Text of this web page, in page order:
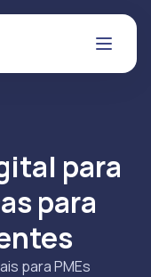
para
para
para PMEs